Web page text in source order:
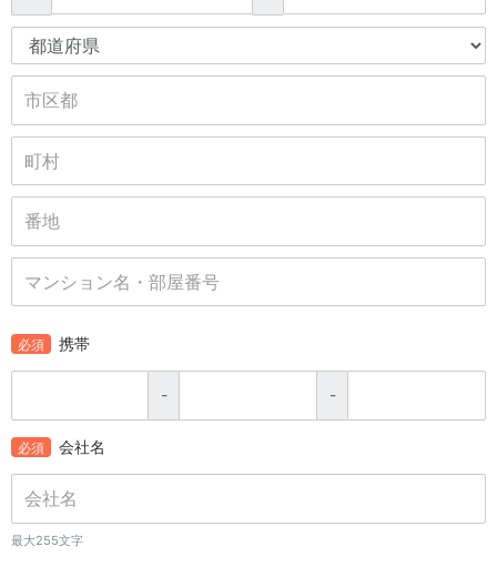
必須 携帯
- -
必須 会社名
最大255文字